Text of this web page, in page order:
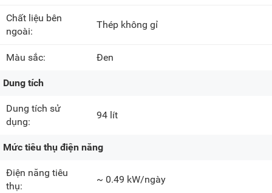
Chất liệu bên
ngoài:
Thép không gỉ
Màu sắc: Đen
Dung tích
Dung tích sử
dụng:
94 lít
Mức tiêu thụ điện năng
Điện năng tiêu
thụ:
~ 0.49 kW/ngày